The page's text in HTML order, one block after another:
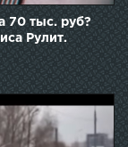
тыс. руб?
Рулит.